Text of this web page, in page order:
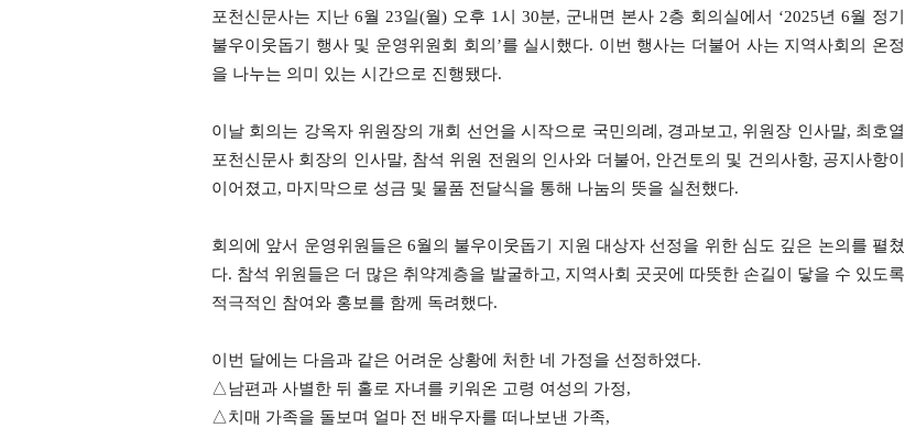
포천신문사는 지난 6월 23일(월) 오후 1시 30분, 군내면 본사 2층 회의실에서 ‘2025년 6월 정기
불우이웃돕기 행사 및 운영위원회 회의’를 실시했다. 이번 행사는 더불어 사는 지역사회의 온정
을 나누는 의미 있는 시간으로 진행됐다.
이날 회의는 강옥자 위원장의 개회 선언을 시작으로 국민의례, 경과보고, 위원장 인사말, 최호열
포천신문사 회장의 인사말, 참석 위원 전원의 인사와 더불어, 안건토의 및 건의사항, 공지사항이
이어졌고, 마지막으로 성금 및 물품 전달식을 통해 나눔의 뜻을 실천했다.
회의에 앞서 운영위원들은 6월의 불우이웃돕기 지원 대상자 선정을 위한 심도 깊은 논의를 펼쳤
다. 참석 위원들은 더 많은 취약계층을 발굴하고, 지역사회 곳곳에 따뜻한 손길이 닿을 수 있도록
적극적인 참여와 홍보를 함께 독려했다.
이번 달에는 다음과 같은 어려운 상황에 처한 네 가정을 선정하였다.
△남편과 사별한 뒤 홀로 자녀를 키워온 고령 여성의 가정,
△치매 가족을 돌보며 얼마 전 배우자를 떠나보낸 가족,